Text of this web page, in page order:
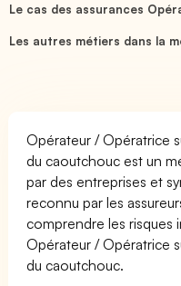
Le cas des assurances
Les autres métiers dans la
Opérateur / Opératrice
du caoutchouc est un
par des entreprises et
reconnu par les
comprendre les risques
Opérateur / Opératrice
du caoutchouc.